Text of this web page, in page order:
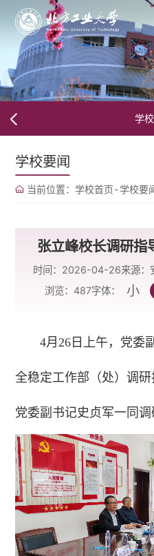
学
学校要闻
当前位置： 学校首页-学校要
张立峰校长调研指
时间：2026-04-26来源：
浏览： 487字体： 小
4月26日上午，党委
全稳定工作部（处）调研
党委副书记史贞军一同调